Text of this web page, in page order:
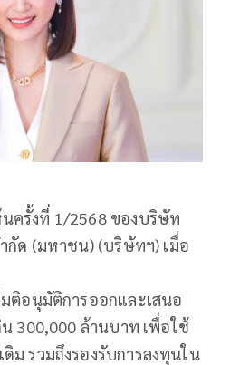
ครั้งที่ 1/2568 ของบริษัท
กัด (มหาชน) (บริษัทฯ) เมื่อ
ติอนุมัติการออกและเสนอ
300,000 ล้านบาท เพื่อใช้
ม รวมถึงรองรับการลงทุนใน